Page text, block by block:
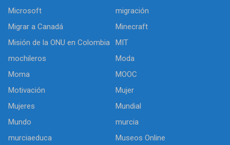
Microsoft
migración
Migrar a Canadá
Minecraft
Misión de la ONU en Colombia
MIT
mochileros
Moda
Moma
MOOC
Motivación
Mujer
Mujeres
Mundial
Mundo
murcia
murciaeduca
Museos Online